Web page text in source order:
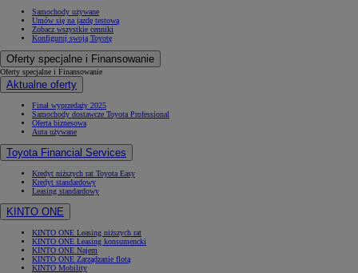
Samochody używane
Umów się na jazdę testową
Zobacz wszystkie cenniki
Konfiguruj swoją Toyotę
Oferty specjalne i Finansowanie
Oferty specjalne i Finansowanie
Aktualne oferty
Finał wyprzedaży 2025
Samochody dostawcze Toyota Professional
Oferta biznesowa
Auta używane
Toyota Financial Services
Kredyt niższych rat Toyota Easy
Kredyt standardowy
Leasing standardowy
KINTO ONE
KINTO ONE Leasing niższych rat
KINTO ONE Leasing konsumencki
KINTO ONE Najem
KINTO ONE Zarządzanie flotą
KINTO Mobility